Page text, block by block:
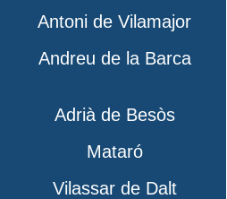
Antoni de Vilamajor
Andreu de la Barca
Adrià de Besòs
Mataró
Vilassar de Dalt